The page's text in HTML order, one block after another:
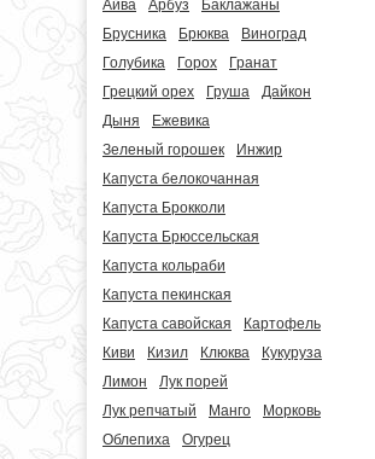
Айва Арбуз
Баклажаны
Брусника
Брюква
Виноград
Голубика
Горох
Гранат
Грецкий орех
Груша
Дайкон
Дыня
Ежевика
Зеленый горошек
Инжир
Капуста белокочанная
Капуста Брокколи
Капуста Брюссельская
Капуста кольраби
Капуста пекинская
Капуста савойская
Картофель
Киви
Кизил Клюква
Кукуруза
Лимон
Лук порей
Лук репчатый
Манго
Морковь
Облепиха
Огурец